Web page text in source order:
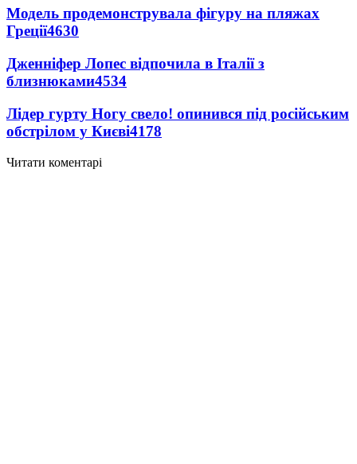
Модель продемонструвала фігуру на пляжах
Греції4630
Дженніфер Лопес відпочила в Італії з
близнюками4534
Лідер гурту Ногу свело! опинився під російським
обстрілом у Києві4178
Читати коментарі